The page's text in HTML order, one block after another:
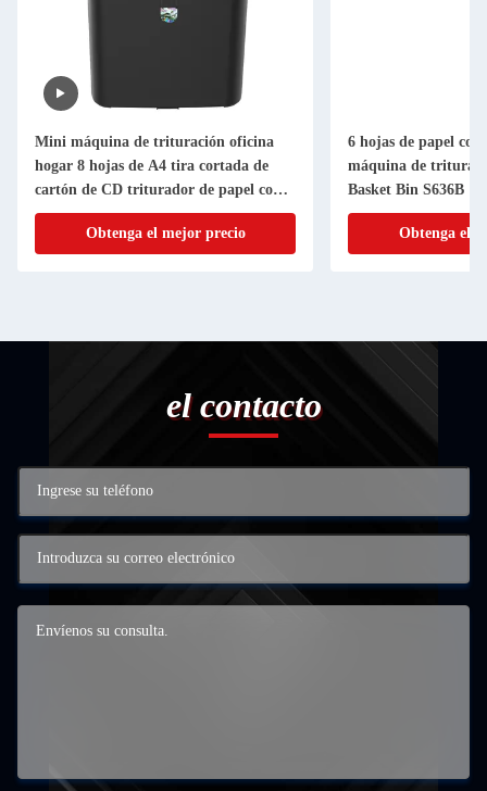
Mini máquina de trituración oficina
hogar 8 hojas de A4 tira cortada de
cartón de CD triturador de papel con
11L Bin SD108P
Obtenga el mejor precio
6 hojas de papel
máquina de
Basket Bin S636B
Obtenga el
el contacto